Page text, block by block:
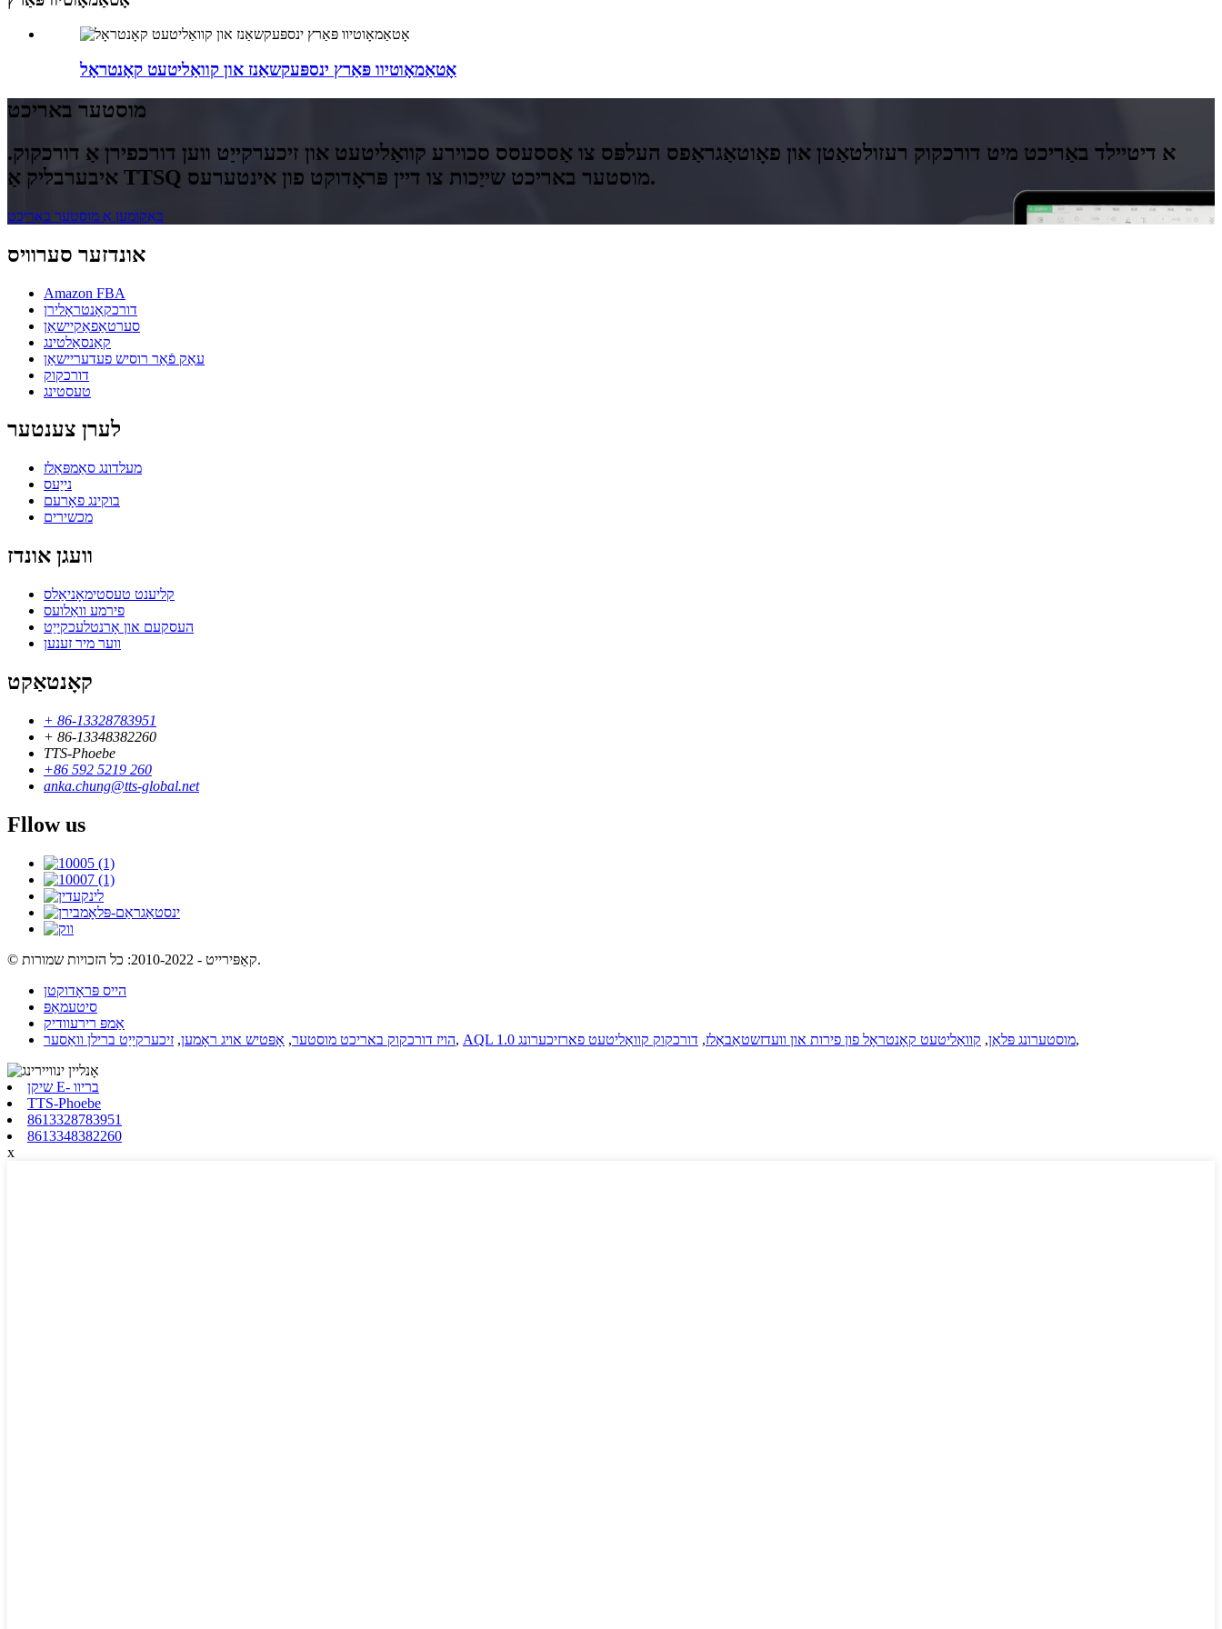
אָטאַמאָוטיוו פּאַרץ ינספּעקשאַנז און קוואַליטעט קאָנטראָל
מוסטער באריכט
א דיטיילד באַריכט מיט דורכקוק רעזולטאַטן און פאָוטאַגראַפס העלפּס צו אַססעסס סכוירע קוואַליטעט און זיכערקייַט ווען דורכפירן אַ דורכקוק.
איבערבליק אַ TTSQ מוסטער באריכט שייַכות צו דיין פּראָדוקט פון אינטערעס.
באַקומען אַ מוסטער באַריכט
אונדזער סערוויס
Amazon FBA
דורכקאָנטראָלירן
סערטאַפאַקיישאַן
קאַנסאַלטינג
עאַק פֿאַר רוסיש פעדעריישאַן
דורכקוק
טעסטינג
לערן צענטער
מעלדונג סאַמפּאַלז
נייַעס
בוקינג פאָרעם
מכשירים
וועגן אונדז
קליענט טעסטימאָניאַלס
פירמע וואַלועס
העסקעם און אָרנטלעכקייַט
ווער מיר זענען
קאָנטאַקט
+ 86-13328783951
+ 86-13348382260
TTS-Phoebe
+86 592 5219 260
anka.chung@tts-global.net
Fllow us
© קאַפּירייט - 2010-2022: כל הזכויות שמורות.
הייס פּראָדוקטן
סיטעמאַפּ
אַמפּ רירעוודיק
הויז דורכקוק באריכט מוסטער, אָפּטיש אויג ראָמען, זיכערקייַט ברילן וואַסער , AQL 1.0 מוסטערונג פּלאַן, קוואַליטעט קאָנטראָל פון פירות און וועדזשטאַבאַלז, דורכקוק קוואַליטעט פארזיכערונג ,
שיקן E- בריוו
TTS-Phoebe
8613328783951
8613348382260
x